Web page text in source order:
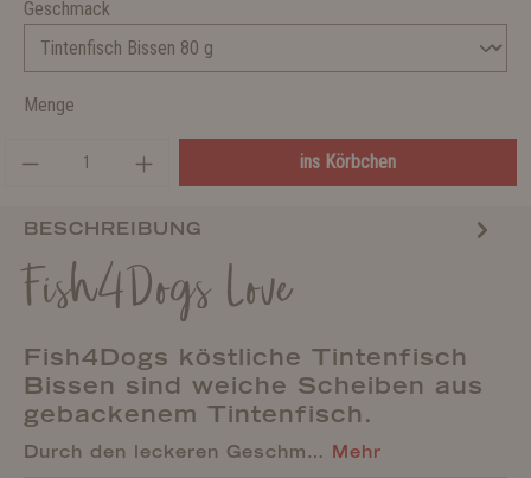
Geschmack
Menge
ins Körbchen
BESCHREIBUNG
Fish4Dogs Love
Fish4Dogs köstliche Tintenfisch
Bissen sind weiche Scheiben aus
gebackenem Tintenfisch.
Durch den leckeren Geschm… Mehr